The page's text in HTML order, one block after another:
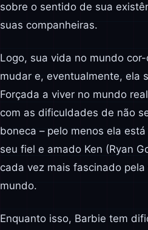
sobre o sentido de sua
suas companheiras.
Logo, sua vida no mundo
mudar e, eventualmente, ela
Forçada a viver no mundo
com as dificuldades de não
boneca – pelo menos ela
seu fiel e amado Ken (Ryan
cada vez mais fascinado
mundo.
Enquanto isso, Barbie tem